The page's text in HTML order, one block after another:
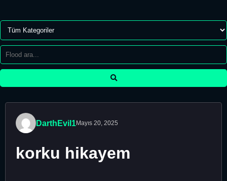
DarthEvil1Mayıs 20, 2025
korku hikayem